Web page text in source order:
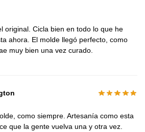
original. Cicla bien en todo lo que he
ahora. El molde llegó perfecto, como
muy bien una vez curado.
como siempre. Artesanía como esta
que la gente vuelva una y otra vez.